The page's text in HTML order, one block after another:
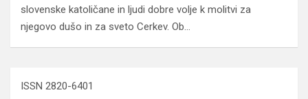
slovenske katoličane in ljudi dobre volje k molitvi za
njegovo dušo in za sveto Cerkev. Ob…
ISSN 2820-6401